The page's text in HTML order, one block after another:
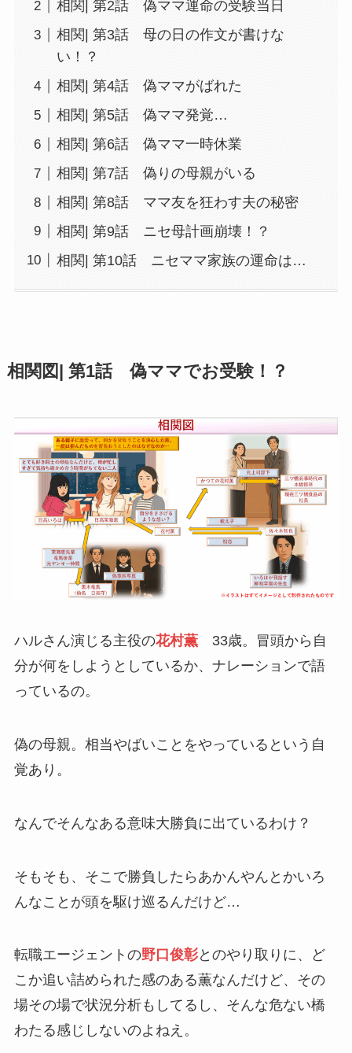
相関| 第2話 偽ママ運命の受験当日
相関| 第3話 母の日の作文が書けな
い！？
相関| 第4話 偽ママがばれた
相関| 第5話 偽ママ発覚…
相関| 第6話 偽ママ一時休業
相関| 第7話 偽りの母親がいる
相関| 第8話 ママ友を狂わす夫の秘密
相関| 第9話 ニセ母計画崩壊！？
相関| 第10話 ニセママ家族の運命は…
相関図| 第1話 偽ママでお受験！？
ハルさん演じる主役の花村薫33歳。冒頭から自
分が何をしようとしているか、ナレーションで語
っているの。
偽の母親。相当やばいことをやっているという自
覚あり。
なんでそんなある意味大勝負に出ているわけ？
そもそも、そこで勝負したらあかんやんとかいろ
んなことが頭を駆け巡るんだけど…
転職エージェントの野口俊彰とのやり取りに、ど
こか追い詰められた感のある薫なんだけど、その
場その場で状況分析もしてるし、そんな危ない橋
わたる感じしないのよねえ。